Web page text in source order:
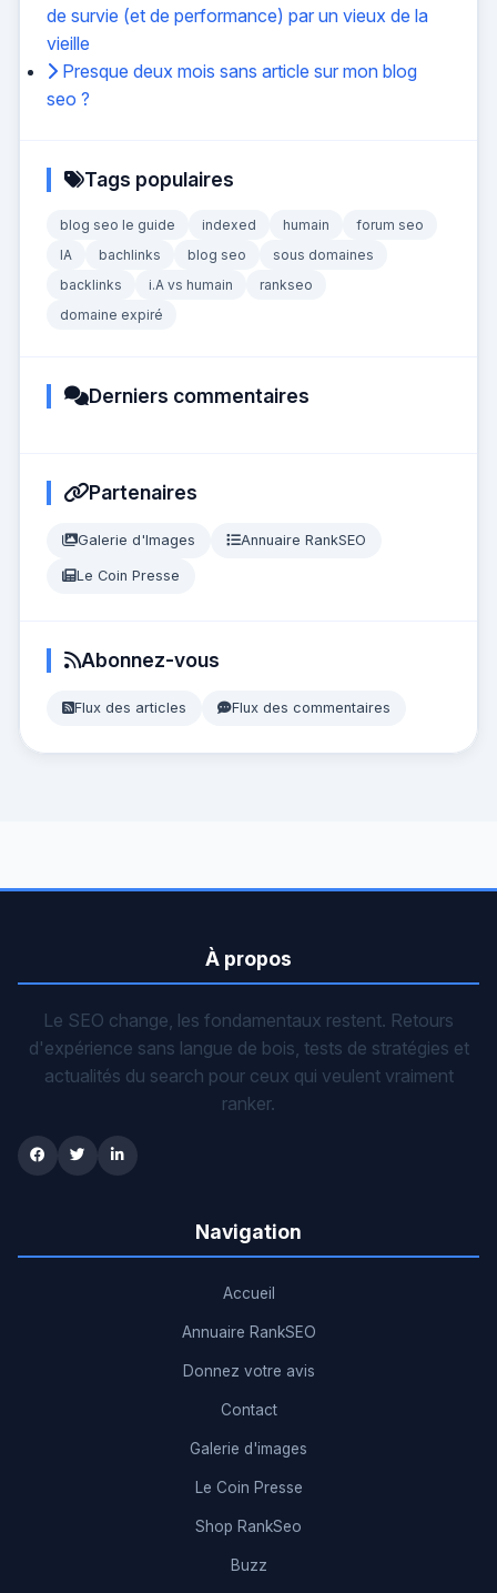
de survie (et de performance) par un vieux de la
vieille
Presque deux mois sans article sur mon blog
seo ?
Tags populaires
blog seo le guide indexed humain
forum seo
IA
bachlinks blog seo
sous domaines
backlinks
i.A vs humain
rankseo
domaine expiré
Derniers commentaires
Partenaires
Galerie d'Images Annuaire RankSEO
Le Coin Presse
Abonnez-vous
Flux des articles Flux des commentaires
À propos
Le SEO change, les fondamentaux restent. Retours
d'expérience sans langue de bois, tests de stratégies et
actualités du search pour ceux qui veulent vraiment
ranker.
Navigation
Accueil
Annuaire RankSEO
Donnez votre avis
Contact
Galerie d'images
Le Coin Presse
Shop RankSeo
Buzz